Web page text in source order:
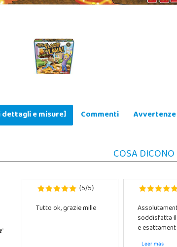
e misure] Commenti
COSA
(5/5)
Tutto ok, grazie mille
soddisfatta
e esattament
Leer más